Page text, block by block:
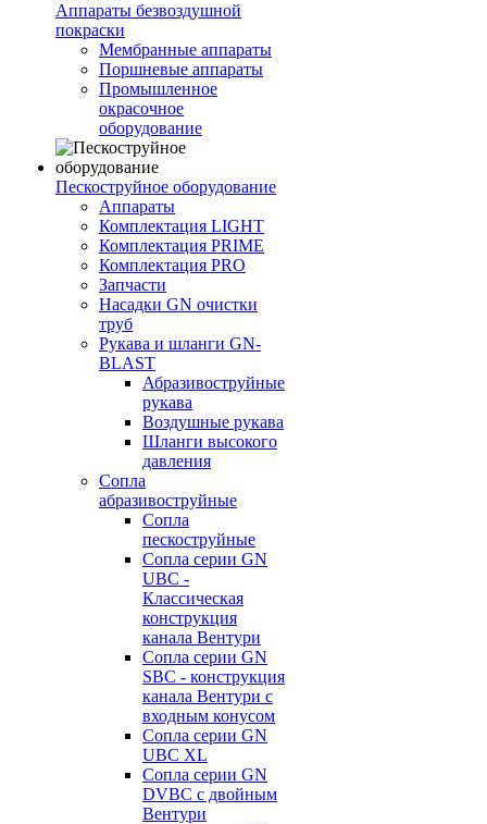
Аппараты безвоздушной
покраски
Мембранные аппараты
Поршневые аппараты
Промышленное
окрасочное
оборудование
Пескоструйное оборудование
Аппараты
Комплектация LIGHT
Комплектация PRIME
Комплектация PRO
Запчасти
Насадки GN очистки
труб
Рукава и шланги GN-
BLAST
Абразивоструйные
рукава
Воздушные рукава
Шланги высокого
давления
Сопла
абразивоструйные
Сопла
пескоструйные
Сопла серии GN
UBC -
Классическая
конструкция
канала Вентури
Сопла серии GN
SBC - конструкция
канала Вентури c
входным конусом
Сопла серии GN
UBC XL
Сопла серии GN
DVBC с двойным
Вентури